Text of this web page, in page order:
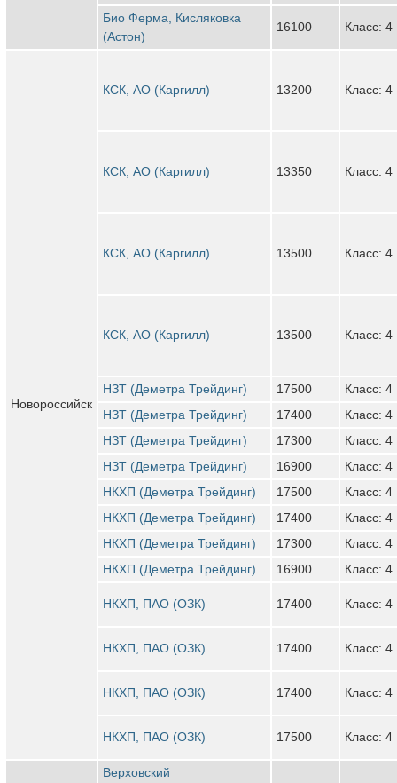
Био Ферма, Кисляковка
(Астон)
16100 Класс: 4
Новороссийск
КСК, АО (Каргилл) 13200 Класс: 4
КСК, АО (Каргилл) 13350 Класс: 4
КСК, АО (Каргилл) 13500 Класс: 4
КСК, АО (Каргилл) 13500 Класс: 4
НЗТ (Деметра Трейдинг) 17500
Класс: 4
НЗТ (Деметра Трейдинг)
17400
Класс: 4
НЗТ (Деметра Трейдинг)
17300
Класс: 4
НЗТ (Деметра Трейдинг)
16900
Класс: 4
НКХП (Деметра Трейдинг)
17500
Класс: 4
НКХП (Деметра Трейдинг)
17400
Класс: 4
НКХП (Деметра Трейдинг)
17300
Класс: 4
НКХП (Деметра Трейдинг)
16900 Класс: 4
НКХП, ПАО (ОЗК) 17400 Класс: 4
НКХП, ПАО (ОЗК) 17400 Класс: 4
НКХП, ПАО (ОЗК) 17400 Класс: 4
НКХП, ПАО (ОЗК) 17500 Класс: 4
Верховский